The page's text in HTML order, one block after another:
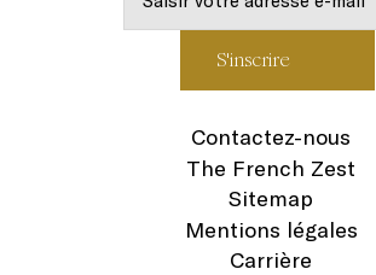
Contactez-nous
The French Zest
Sitemap
Mentions légales
Carrière